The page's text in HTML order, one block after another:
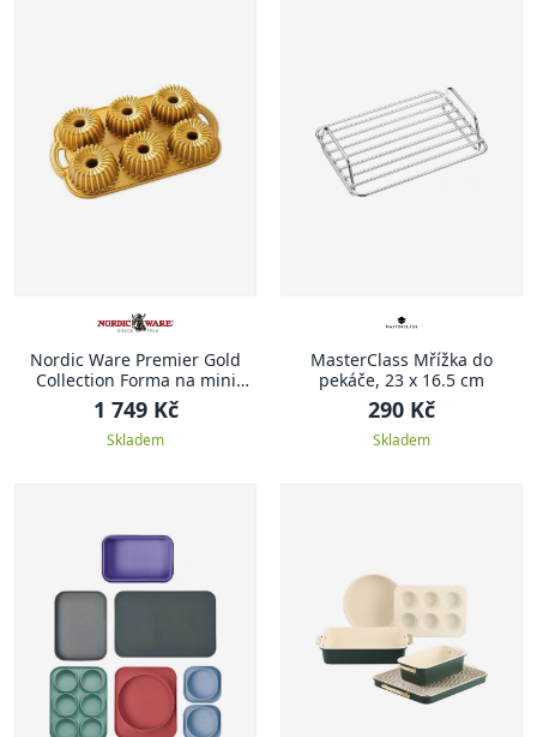
Nordic Ware Premier Gold
Collection Forma na mini
bábovky Brilliance, 1.18 l
1 749 Kč
Skladem
MasterClass Mřížka do
pekáče, 23 x 16.5 cm
290 Kč
Skladem